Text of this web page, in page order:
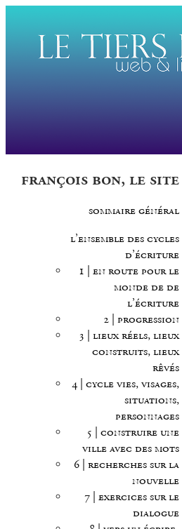
françois bon, le site
sommaire général
l’ensemble des cycles
d’écriture
1 | en route pour le
monde de de
l’écriture
2 | progression
3 | lieux réels, lieux
construits, lieux
rêvés
4 | cycle vies, visages,
situations,
personnages
5 | construire une
ville avec des mots
6 | recherches sur la
nouvelle
7 | exercices sur le
dialogue